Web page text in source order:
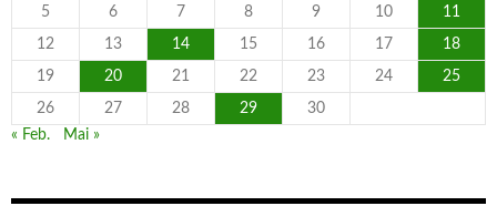
5 6 7 8 9 10 11
12 13 14 15 16 17 18
19 20 21 22 23 24 25
26 27 28 29
30
« Feb.
Mai »